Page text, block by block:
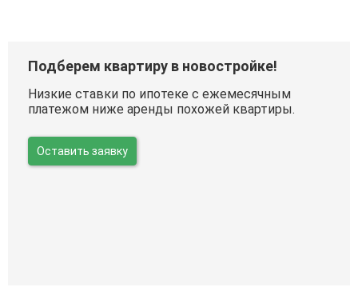
Подберем квартиру в новостройке!
Низкие ставки по ипотеке с ежемесячным
платежом ниже аренды похожей квартиры.
Оставить заявку